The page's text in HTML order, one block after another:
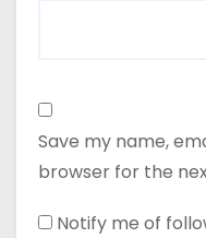
Save my name,
browser for the
Notify me of